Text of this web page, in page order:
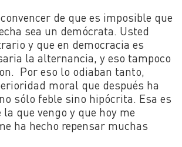
de que es imposible que
sea un demócrata. Usted
y que en democracia es
la alternancia, y eso tampoco
Por eso lo odiaban tanto,
moral que después ha
sólo feble sino hipócrita. Esa es
que vengo y que hoy me
ha hecho repensar muchas